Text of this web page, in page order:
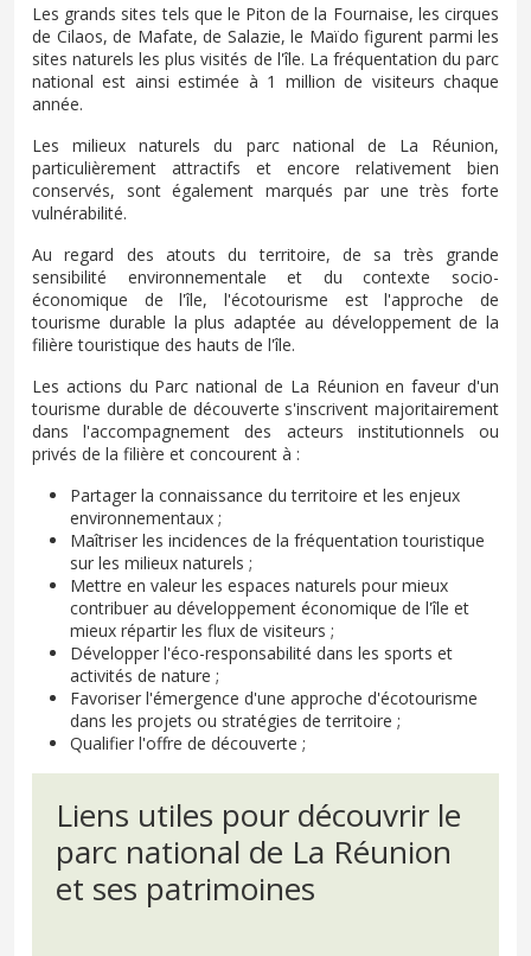
Les grands sites tels que le Piton de la Fournaise, les cirques
de Cilaos, de Mafate, de Salazie, le Maïdo figurent parmi les
sites naturels les plus visités de l'île. La fréquentation du parc
national est ainsi estimée à 1 million de visiteurs chaque
année.
Les milieux naturels du parc national de La Réunion,
particulièrement attractifs et encore relativement bien
conservés, sont également marqués par une très forte
vulnérabilité.
Au regard des atouts du territoire, de sa très grande
sensibilité environnementale et du contexte socio-
économique de l'île, l'écotourisme est l'approche de
tourisme durable la plus adaptée au développement de la
filière touristique des hauts de l'île.
Les actions du Parc national de La Réunion en faveur d'un
tourisme durable de découverte s'inscrivent majoritairement
dans l'accompagnement des acteurs institutionnels ou
privés de la filière et concourent à :
Partager la connaissance du territoire et les enjeux
environnementaux ;
Maîtriser les incidences de la fréquentation touristique
sur les milieux naturels ;
Mettre en valeur les espaces naturels pour mieux
contribuer au développement économique de l'île et
mieux répartir les flux de visiteurs ;
Développer l'éco-responsabilité dans les sports et
activités de nature ;
Favoriser l'émergence d'une approche d'écotourisme
dans les projets ou stratégies de territoire ;
Qualifier l'offre de découverte ;
Liens utiles pour découvrir le
parc national de La Réunion
et ses patrimoines